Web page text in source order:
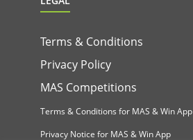
Terms & Conditions
Privacy Policy
MAS Competitions
Terms & Conditions for MAS & Win App
Privacy Notice for MAS & Win App